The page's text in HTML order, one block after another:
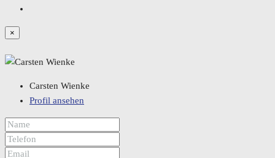
×
Carsten Wienke
Profil ansehen